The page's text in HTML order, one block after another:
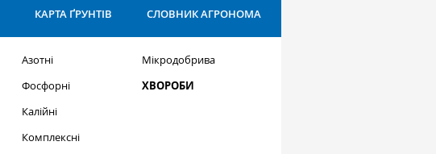
КАРТА ҐРУНТІВ СЛОВНИК АГРОНОМА
Азотні
Фосфорні
Калійні
Комплексні
Мікродобрива
ХВОРОБИ